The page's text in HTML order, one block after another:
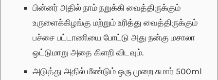
பின்னர் அதில் நாம் நறுக்கி வைத்திருக்கும்
உருளைக்கிழங்கு மற்றும் உரித்து வைத்திருக்கும்
பச்சை பட்டாணியை போட்டு அது நன்கு மசாலா
ஒட்டுமாறு அதை கிளறி விடவும்.
அடுத்து அதில் மீண்டும் ஒரு முறை சுமார் 500ml